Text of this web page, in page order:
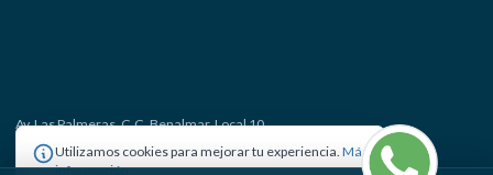
Av. Las Palmeras, C.C. Benalmar, Local 10
29630 Benalmádena Costa, Málaga
Utilizamos cookies para mejorar tu experiencia. Más
información